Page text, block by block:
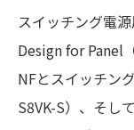
スイッチング電
Design for Panel
NFとスイッチン
S8VK-S）、そし